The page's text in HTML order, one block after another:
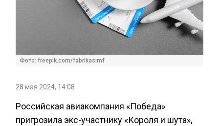
Фото: freepik.com/fabrikasimf
28 мая 2024, 14:08
Российская авиакомпания «Победа»
пригрозила экс-участнику «Короля и шута»,